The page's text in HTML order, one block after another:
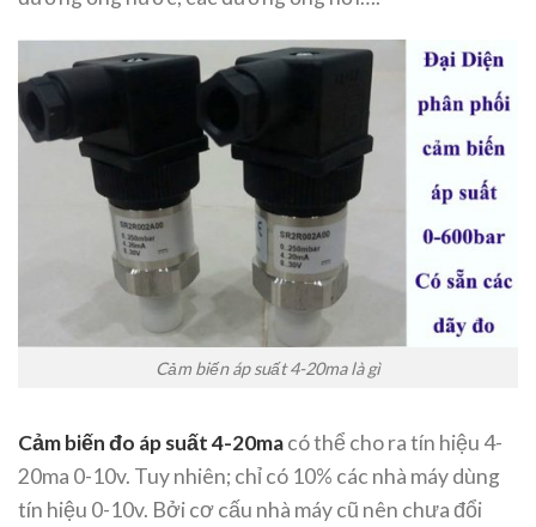
Cảm biến áp suất 4-20ma là gì
Cảm biến đo áp suất 4-20macó thể cho ra tín hiệu 4-
20ma 0-10v. Tuy nhiên; chỉ có 10% các nhà máy dùng
tín hiệu 0-10v. Bởi cơ cấu nhà máy cũ nên chưa đổi